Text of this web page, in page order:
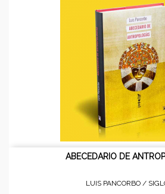
ABECEDARIO DE
LUIS PANCORBO /